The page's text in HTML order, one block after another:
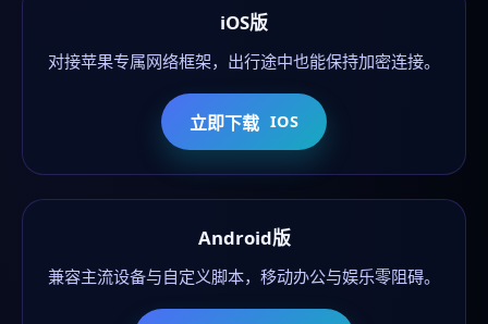
iOS版
对接苹果专属网络框架，出行途中也能保持加密连接。
立即下载 IOS
Android版
兼容主流设备与自定义脚本，移动办公与娱乐零阻碍。